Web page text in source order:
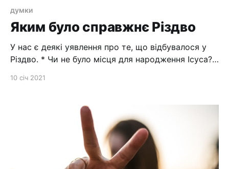
думки
Яким було справжнє Різдво
У нас є деякі уявлення про те, що відбувалося у
Різдво. * Чи не було місця для народження Ісуса? *
яслах? Дивно, але у нас сформована дуже
10 січ 2021